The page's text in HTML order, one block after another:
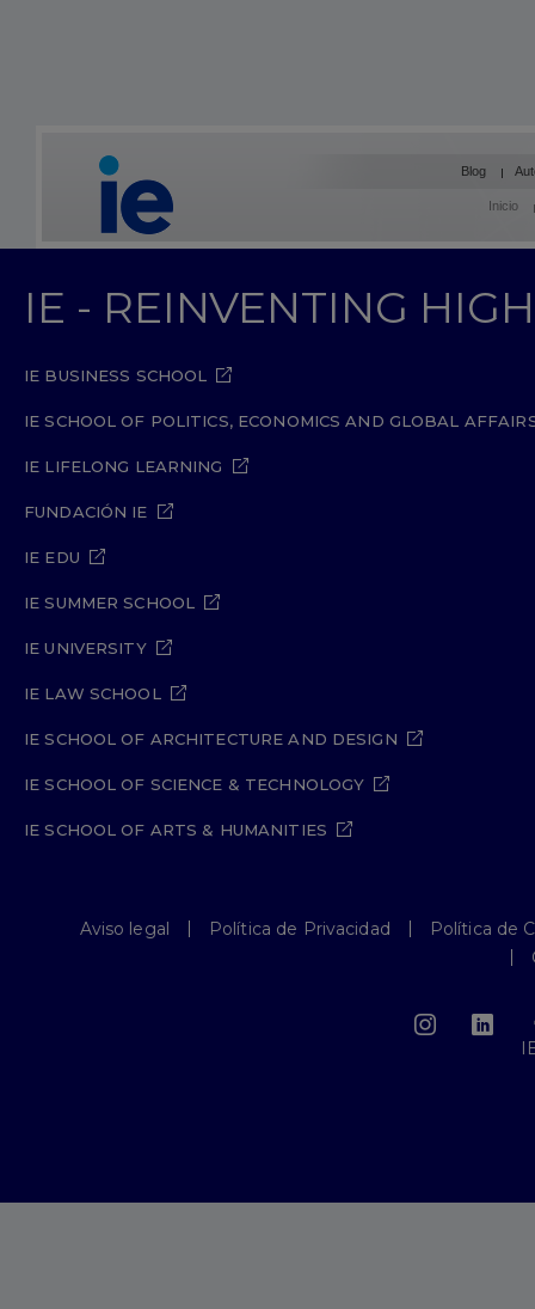
Blog
Inicio
IE - REINVENTING
IE BUSINESS SCHOOL
IE SCHOOL OF POLITICS, ECONOMICS AND GLOBAL
IE LIFELONG LEARNING
FUNDACIÓN IE
IE EDU
IE SUMMER SCHOOL
IE UNIVERSITY
IE LAW SCHOOL
IE SCHOOL OF ARCHITECTURE AND DESIGN
IE SCHOOL OF SCIENCE & TECHNOLOGY
IE SCHOOL OF ARTS & HUMANITIES
Aviso legal Política de Privacidad
Política de